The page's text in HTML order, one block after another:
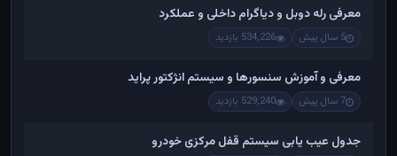
معرفی رله دوبل و دیاگرام داخلی و عملکرد
5 سال پیش 534,226 بازدید
معرفی و آموزش سنسورها و سیستم انژکتور پراید
7 سال پیش 529,240 بازدید
جدول عیب یابی سیستم قفل مرکزی خودرو